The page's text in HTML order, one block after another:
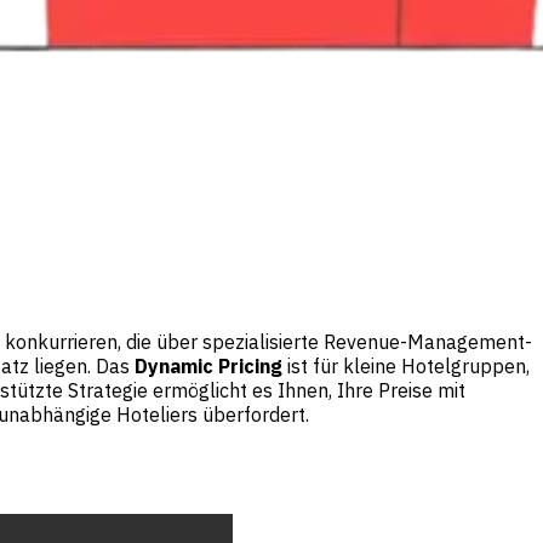
die über spezialisierte Revenue-Management-
liegen. Das Dynamic Pricing ist für kleine Hotelgruppen,
Strategie ermöglicht es Ihnen, Ihre Preise mit
Hoteliers überfordert.